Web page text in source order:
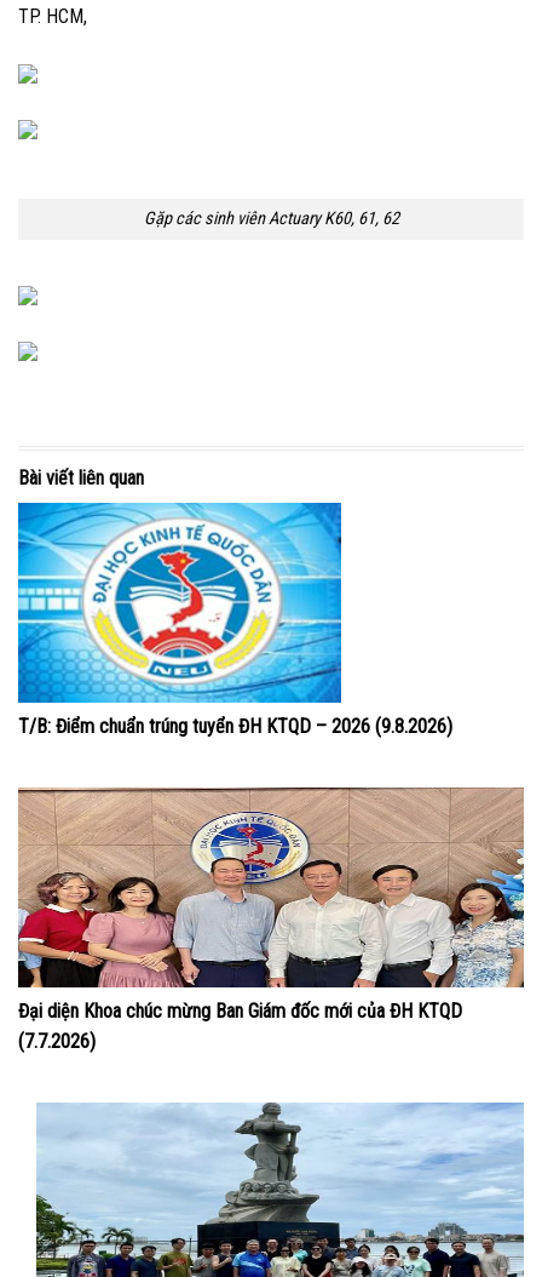
TP. HCM,
Gặp các sinh viên Actuary K60, 61, 62
Bài viết liên quan
T/B: Điểm chuẩn trúng tuyển ĐH KTQD – 2026 (9.8.2026)
Đại diện Khoa chúc mừng Ban Giám đốc mới của ĐH KTQD
(7.7.2026)